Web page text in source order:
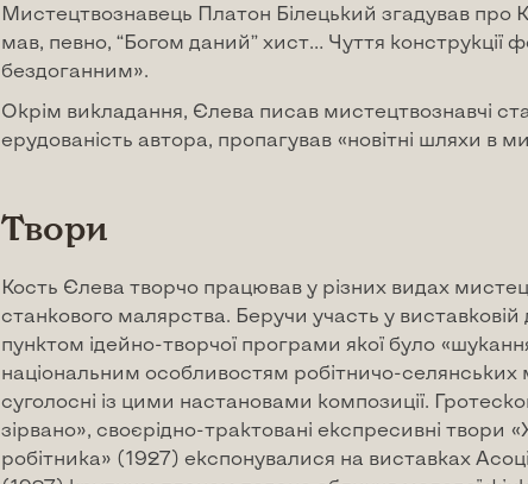
Мистецтвознавець Платон Білецький згадував про
мав, певно, “Богом даний” хист… Чуття конструкції
бездоганним».
Окрім викладання, Єлева писав мистецтвознавчі
ерудованість автора, пропагував «новітні шляхи в
Твори
Кость Єлева творчо працював у різних видах
станкового малярства. Беручи участь у
пунктом ідейно-творчої програми якої було
національним особливостям робітничо-
суголосні із цими настановами композиції.
зірвано», своєрідно-трактовані експресивні твори
робітника» (1927) експонувалися на виставках